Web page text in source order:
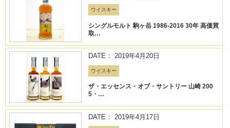
ウイスキー
シングルモルト 駒ヶ岳 1986-2016 30年 高価買
取…
DATE： 2019年4月20日
ウイスキー
ザ・エッセンス・オブ・サントリー 山崎 200
5・…
DATE： 2019年4月17日